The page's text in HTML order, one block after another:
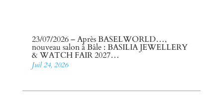
23/07/2026 – Après BASELWORLD…,
nouveau salon à Bâle : BASILIA JEWELLERY
& WATCH FAIR 2027…
Juil 24, 2026